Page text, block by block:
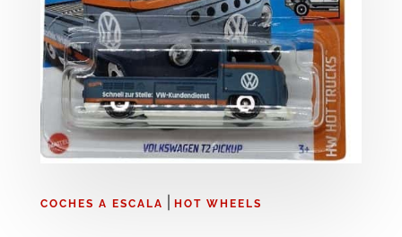
COCHES A ESCALA HOT WHEELS